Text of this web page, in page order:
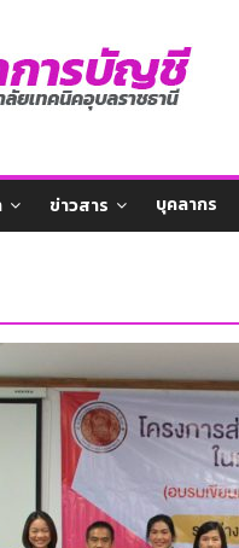
ข่าวสาร บุคลากร